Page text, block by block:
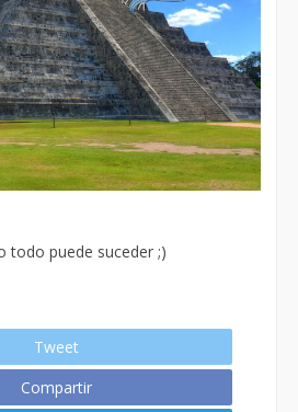
todo puede suceder ;)
Tweet
Compartir